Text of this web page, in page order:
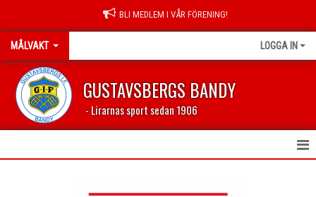
BLI MEDLEM I VÅR FÖRENING!
MÅLVAKT LOGGA IN
GUSTAVSBERGS BANDY
- Lirarnas sport sedan 1906